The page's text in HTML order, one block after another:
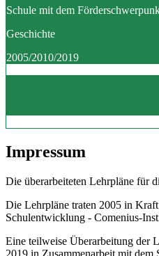
Schule mit dem
Geschichte
2005/2010/2019
Impressum
Die überarbeiteten Lehrpläne für
Die Lehrpläne traten 2005 in
Schulentwicklung - Comenius-
Eine teilweise Überarbeitung der
2019 in Zusammenarbeit mit